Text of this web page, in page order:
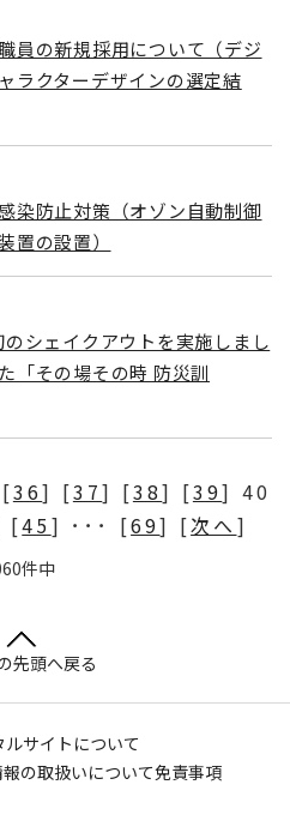
員の新規採用について（デジ
ラクターデザインの選定結
染防止対策（オゾン自動制御
置の設置）
のシェイクアウトを実施しまし
「その場その時 防災訓
36] [37] [38] [39] 40
[45 ] ･･･ [69] [次へ ]
件中
先頭へ戻る
サイトについて
の取扱いについて免責事項